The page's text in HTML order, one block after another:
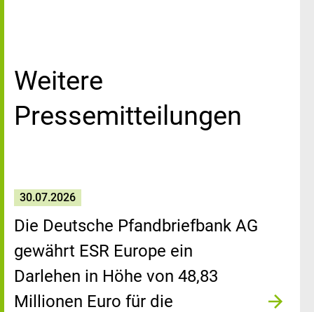
Weitere
Pressemitteilungen
30.07.2026
Die Deutsche Pfandbriefbank AG
gewährt ESR Europe ein
Darlehen in Höhe von 48,83
Millionen Euro für die